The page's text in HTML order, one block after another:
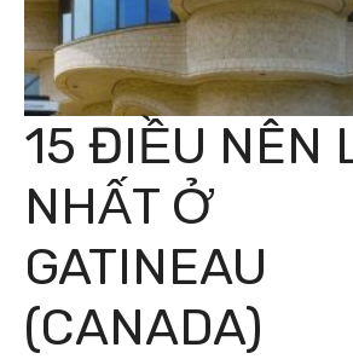
15 ĐIỀU NÊN
NHẤT Ở
GATINEAU
(CANADA)